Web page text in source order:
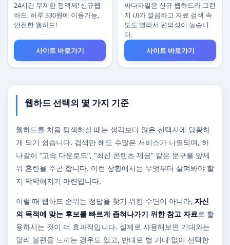
24시간 무제한 정액제! 신규웹
하드, 하루 330원에 이용가능,
안전한 웹하드!
사이트 바로가기
싸다파일은 신규 웹하드라 그런
지 UI가 깔끔하고 자료 검색 속
도도 빨라서 편의성이 높습니
다.
사이트 바로가기
웹하드 선택의 몇 가지 기준
웹하드를 처음 탐색하실 때는 생각보다 많은 선택지에 당황하
게 되기 쉽습니다. 검색만 해도 수많은 서비스가 나열되며, 하
나같이 “고속 다운로드”, “최신 콘텐츠 제공” 같은 문구를 앞세
워 혼란을 주곤 합니다. 이런 상황에서는 무엇부터 살펴봐야 할
지 막막해지기 마련입니다.
이럴 때 웹하드 순위는 정답을 찾기 위한 수단이 아니라, 자신
의 목적에 맞는 후보를 빠르게 좁혀나가기 위한 참고 자료로 활
용하시는 것이 더 효과적입니다. 실제로 사용해보면 기대와는
달리 불편을 느끼는 경우도 있고, 반대로 별 기대 없이 선택한